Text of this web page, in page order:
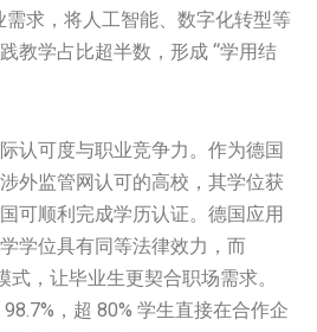
需求，将人工智能、数字化转型等
教学占比超半数，形成 “学用结
认可度与职业竞争力。作为德国
外监管网认可的高校，其学位获
可顺利完成学历认证。德国应用
学位具有同等法律效力，而
，让毕业生更契合职场需求。
，超 80% 学生直接在合作企